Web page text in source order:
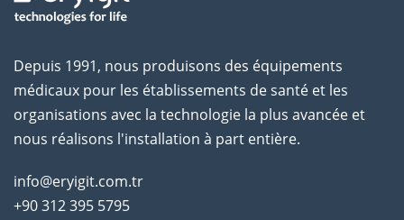
Depuis 1991, nous produisons des équipements
médicaux pour les établissements de santé et les
organisations avec la technologie la plus avancée et
nous réalisons l'installation à part entière.
info@eryigit.com.tr
+90 312 395 5795